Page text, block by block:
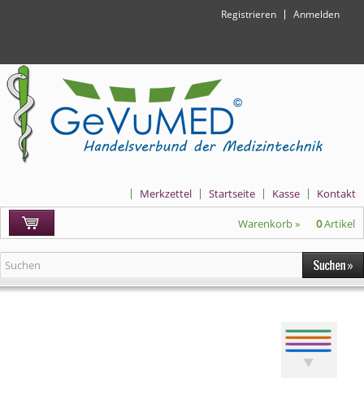
Registrieren Anmelden
Kontakt
Kasse
Startseite
Merkzettel
Warenkorb » 0Artikel